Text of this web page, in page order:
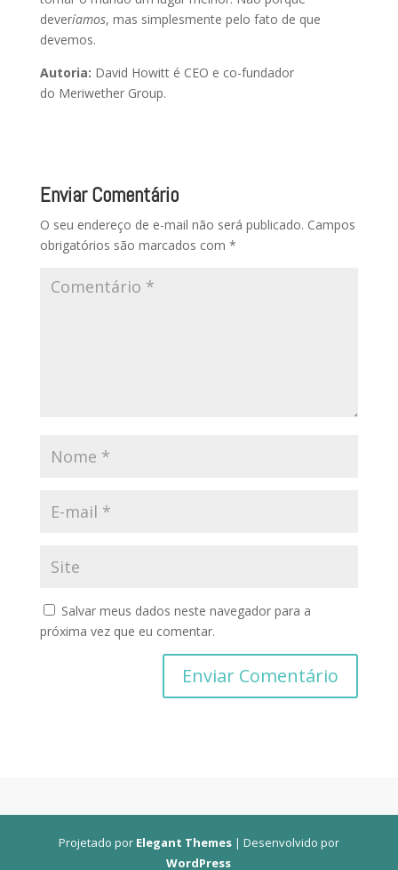
deveríamos, mas simplesmente pelo fato de que
devemos.
Autoria: David Howitt é CEO e co-fundador
do Meriwether Group.
Enviar Comentário
O seu endereço de e-mail não será publicado. Campos
obrigatórios são marcados com *
Salvar meus dados neste navegador para a
próxima vez que eu comentar.
Projetado por Elegant Themes| Desenvolvido por
WordPress